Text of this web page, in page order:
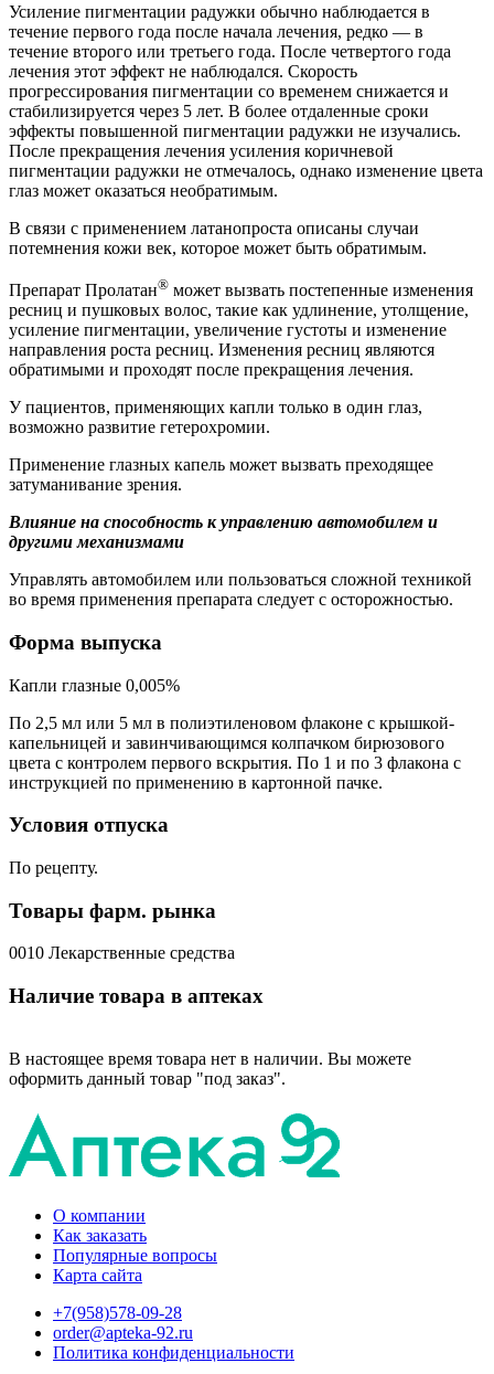
Усиление пигментации радужки обычно наблюдается в
течение первого года после начала лечения, редко — в
течение второго или третьего года. После четвертого года
лечения этот эффект не наблюдался. Скорость
прогрессирования пигментации со временем снижается и
стабилизируется через 5 лет. В более отдаленные сроки
эффекты повышенной пигментации радужки не изучались.
После прекращения лечения усиления коричневой
пигментации радужки не отмечалось, однако изменение цвета
глаз может оказаться необратимым.
В связи с применением латанопроста описаны случаи
потемнения кожи век, которое может быть обратимым.
Препарат Пролатан® может вызвать постепенные изменения
ресниц и пушковых волос, такие как удлинение, утолщение,
усиление пигментации, увеличение густоты и изменение
направления роста ресниц. Изменения ресниц являются
обратимыми и проходят после прекращения лечения.
У пациентов, применяющих капли только в один глаз,
возможно развитие гетерохромии.
Применение глазных капель может вызвать преходящее
затуманивание зрения.
Влияние на способность к управлению автомобилем и
другими механизмами
Управлять автомобилем или пользоваться сложной техникой
во время применения препарата следует с осторожностью.
Форма выпуска
Капли глазные 0,005%
По 2,5 мл или 5 мл в полиэтиленовом флаконе с крышкой-
капельницей и завинчивающимся колпачком бирюзового
цвета с контролем первого вскрытия. По 1 и по 3 флакона с
инструкцией по применению в картонной пачке.
Условия отпуска
По рецепту.
Товары фарм. рынка
0010 Лекарственные средства
Наличие товара в аптеках
В настоящее время товара нет в наличии. Вы можете
оформить данный товар "под заказ".
О компании
Как заказать
Популярные вопросы
Карта сайта
+7(958)578-09-28
order@apteka-92.ru
Политика конфиденциальности